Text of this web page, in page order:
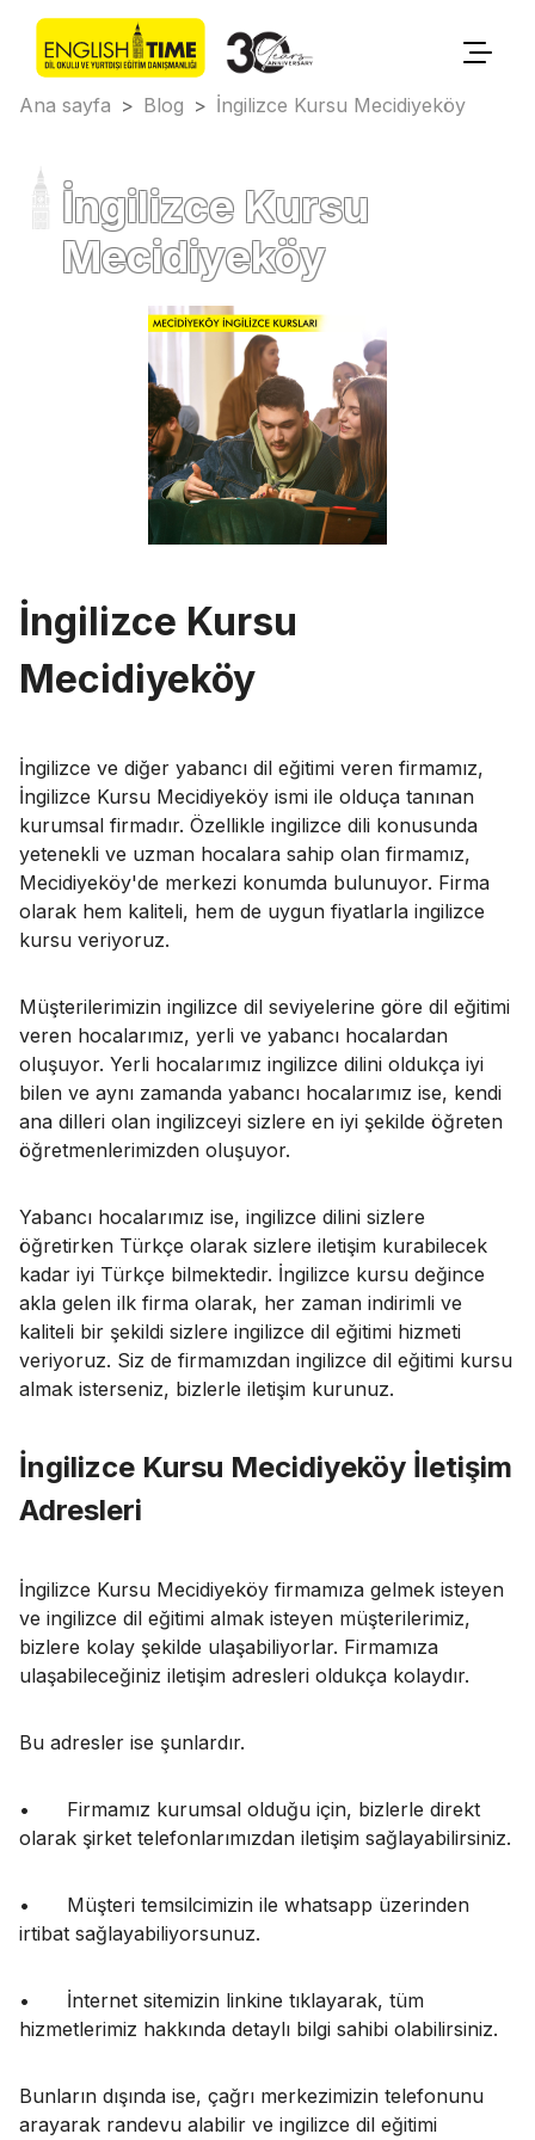
Ana sayfa > Blog > İngilizce Kursu Mecidiyeköy
İngilizce Kursu
Mecidiyeköy
İngilizce Kursu
Mecidiyeköy
İngilizce ve diğer yabancı dil eğitimi veren firmamız,
İngilizce Kursu Mecidiyeköy ismi ile olduça tanınan
kurumsal firmadır. Özellikle ingilizce dili konusunda
yetenekli ve uzman hocalara sahip olan firmamız,
Mecidiyeköy'de merkezi konumda bulunuyor. Firma
olarak hem kaliteli, hem de uygun fiyatlarla ingilizce
kursu veriyoruz.
Müşterilerimizin ingilizce dil seviyelerine göre dil eğitimi
veren hocalarımız, yerli ve yabancı hocalardan
oluşuyor. Yerli hocalarımız ingilizce dilini oldukça iyi
bilen ve aynı zamanda yabancı hocalarımız ise, kendi
ana dilleri olan ingilizceyi sizlere en iyi şekilde öğreten
öğretmenlerimizden oluşuyor.
Yabancı hocalarımız ise, ingilizce dilini sizlere
öğretirken Türkçe olarak sizlere iletişim kurabilecek
kadar iyi Türkçe bilmektedir. İngilizce kursu değince
akla gelen ilk firma olarak, her zaman indirimli ve
kaliteli bir şekildi sizlere ingilizce dil eğitimi hizmeti
veriyoruz. Siz de firmamızdan ingilizce dil eğitimi kursu
almak isterseniz, bizlerle iletişim kurunuz.
İngilizce Kursu Mecidiyeköy İletişim
Adresleri
İngilizce Kursu Mecidiyeköy firmamıza gelmek isteyen
ve ingilizce dil eğitimi almak isteyen müşterilerimiz,
bizlere kolay şekilde ulaşabiliyorlar. Firmamıza
ulaşabileceğiniz iletişim adresleri oldukça kolaydır.
Bu adresler ise şunlardır.
•
Firmamız kurumsal olduğu için, bizlerle direkt
olarak şirket telefonlarımızdan iletişim sağlayabilirsiniz.
•
Müşteri temsilcimizin ile whatsapp üzerinden
irtibat sağlayabiliyorsunuz.
•
İnternet sitemizin linkine tıklayarak, tüm
hizmetlerimiz hakkında detaylı bilgi sahibi olabilirsiniz.
Bunların dışında ise, çağrı merkezimizin telefonunu
arayarak randevu alabilir ve ingilizce dil eğitimi